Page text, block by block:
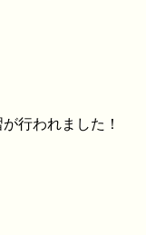
行われました！